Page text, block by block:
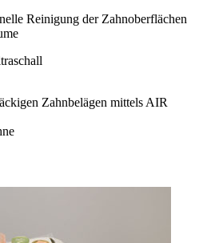
Reinigung der Zahnoberflächen
Zahnbelägen mittels AIR